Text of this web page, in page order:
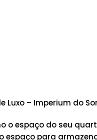
Luxo – Imperium do
o espaço do seu
espaço para